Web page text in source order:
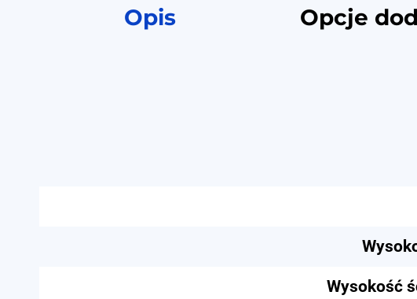
Opis Opcje
Wysokość